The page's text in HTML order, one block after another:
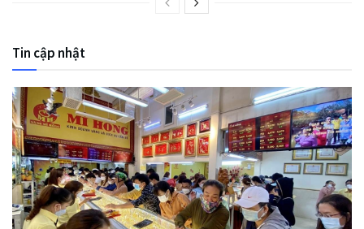
Tin cập nhật